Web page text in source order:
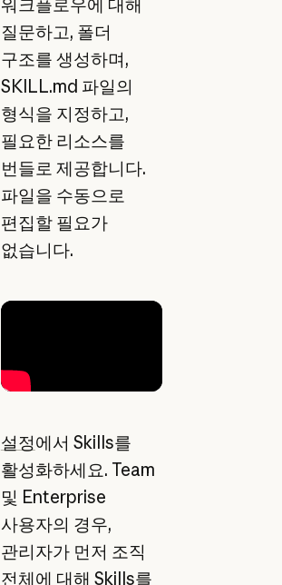
워크플로우에 대해
질문하고, 폴더
구조를 생성하며,
SKILL.md 파일의
형식을 지정하고,
필요한 리소스를
번들로 제공합니다.
파일을 수동으로
편집할 필요가
없습니다.
설정에서 Skills를
활성화하세요. Team
및 Enterprise
사용자의 경우,
관리자가 먼저 조직
전체에 대해 Skills를